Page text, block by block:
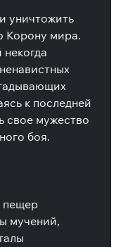
уничтожить
Корону мира.
к последней
свое мужество
боя.
пещер
мучений,